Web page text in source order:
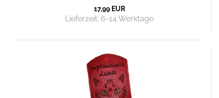
17,99 EUR
Lieferzeit: 6-14 Werktage